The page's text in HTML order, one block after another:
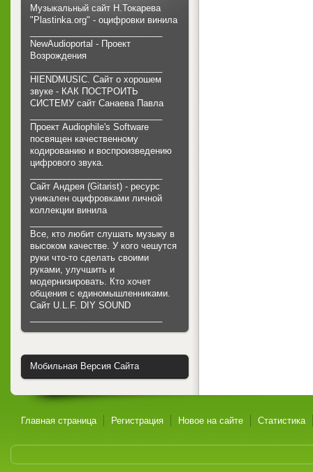
Музыкальный сайт Н.Токарева
"Plastinka.org" - оцифровки винила
NewAudioportal - Проект
Возрождения
HIENDMUSIC. Сайт о хорошем
звуке - КАК ПОСТРОИТЬ
СИСТЕМУ сайт Санаева Павла
Проект Audiophile's Software
посвящен качественному
кодированию и воспроизведению
цифрового звука.
Сайт Андрея (Gitarist) - ресурс
уникален оцифровками личной
коллекции винила
Все, кто любит слушать музыку в
высоком качестве. У кого чешутся
руки что-то сделать своими
руками, улучшить и
модернизировать. Кто хочет
общения с единомышленниками.
Cайт U.L.F. DIY SOUND
Мобильная Версия Сайта
Главная страница Регистрация Новое на сайте Статистика